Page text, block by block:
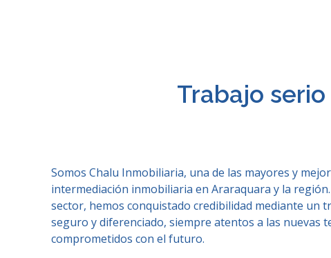
Trabajo
Somos Chalu Inmobiliaria, una de las mayores y
intermediación inmobiliaria en Araraquara y la
sector, hemos conquistado credibilidad mediante un
seguro y diferenciado, siempre atentos a las nuevas
comprometidos con el futuro.